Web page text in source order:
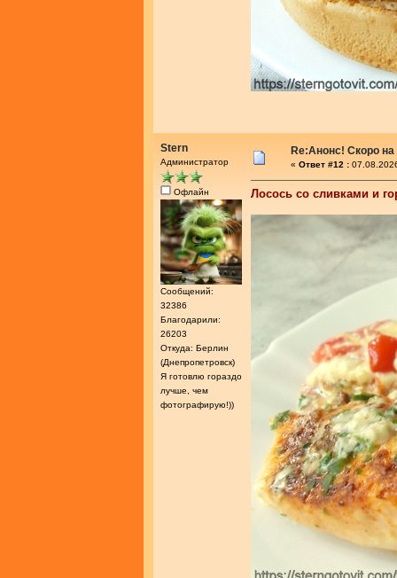
Stern
Администратор
Офлайн
Сообщений:
32386
Благодарили:
26203
Откуда: Берлин
(Днепропетровск)
Я готовлю гораздо
лучше, чем
фотографирую!))
Re:Анонс! Скоро
« Ответ #12 :
Лосось со сливками и